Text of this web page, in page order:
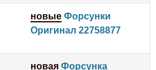
новые Форсунки
Оригинал 22758877
новая Форсунка